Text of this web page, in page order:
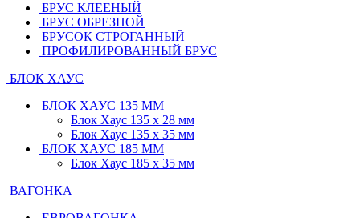
БРУС КЛЕЕНЫЙ
БРУС ОБРЕЗНОЙ
БРУСОК СТРОГАННЫЙ
ПРОФИЛИРОВАННЫЙ БРУС
БЛОК ХАУС
БЛОК ХАУС 135 ММ
Блок Хаус 135 х 28 мм
Блок Хаус 135 х 35 мм
БЛОК ХАУС 185 ММ
Блок Хаус 185 х 35 мм
ВАГОНКА